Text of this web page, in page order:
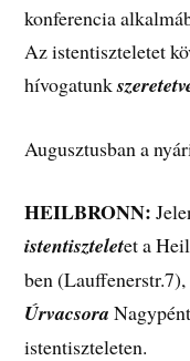
konferencia
Az istentiszteletet
hívogatunk
Augusztusban a
HEILBRONN:
istentiszteletet a
ben
Úrvacsora
istentiszteleten.